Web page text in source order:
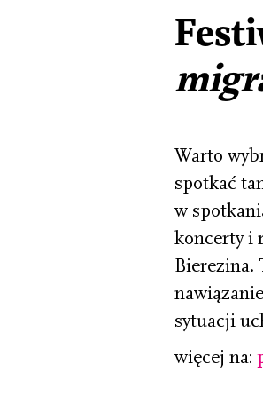
Warto
spotkać
w
koncerty i
Bierezina.
sytuacji
więcej na: